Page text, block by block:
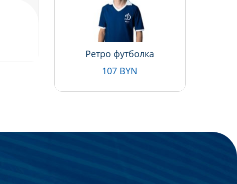
Ретро футболка
107 BYN